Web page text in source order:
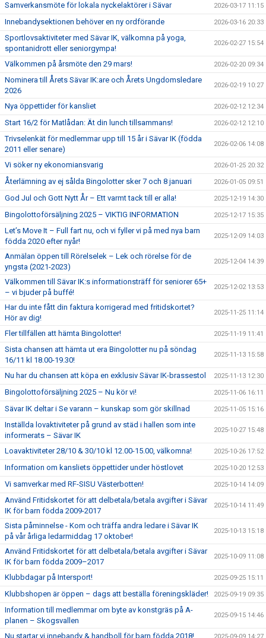
Samverkansmöte för lokala nyckelaktörer i Sävar 2026-03-17 11:15
Innebandysektionen behöver en ny ordförande 2026-03-16 20:33
Sportlovsaktiviteter med Sävar IK, välkomna på yoga,
spontanidrott eller seniorgympa!
2026-02-27 15:54
Välkommen på årsmöte den 29 mars! 2026-02-20 09:34
Nominera till Årets Sävar IK:are och Årets Ungdomsledare
2026
2026-02-19 10:27
Nya öppettider för kansliet 2026-02-12 12:34
Start 16/2 för Matlådan: Ät din lunch tillsammans! 2026-02-12 12:10
Trivselenkät för medlemmar upp till 15 år i Sävar IK (födda
2011 eller senare)
2026-02-06 14:08
Vi söker ny ekonomiansvarig 2026-01-25 20:32
Återlämning av ej sålda Bingolotter sker 7 och 8 januari 2026-01-05 09:51
God Jul och Gott Nytt År – Ett varmt tack till er alla! 2025-12-19 14:30
Bingolottoförsäljning 2025 – VIKTIG INFORMATION 2025-12-17 15:35
Let’s Move It – Full fart nu, och vi fyller vi på med nya barn
födda 2020 efter nyår!
2025-12-09 14:03
Anmälan öppen till Rörelselek – Lek och rörelse för de
yngsta (2021-2023)
2025-12-04 14:39
Välkommen till Sävar IK:s informationsträff för seniorer 65+
– vi bjuder på buffé!
2025-12-02 13:53
Har du inte fått din faktura korrigerad med fritidskortet?
Hör av dig!
2025-11-25 11:14
Fler tillfällen att hämta Bingolotter! 2025-11-19 11:41
Sista chansen att hämta ut era Bingolotter nu på söndag
16/11 kl 18.00-19.30!
2025-11-13 15:58
Nu har du chansen att köpa en exklusiv Sävar IK-brassestol 2025-11-13 12:30
Bingolottoförsäljning 2025 – Nu kör vi! 2025-11-06 16:11
Sävar IK deltar i Se varann – kunskap som gör skillnad 2025-11-05 15:16
Inställda lovaktiviteter på grund av städ i hallen som inte
informerats – Sävar IK
2025-10-27 15:48
Loavaktiviteter 28/10 & 30/10 kl 12.00-15.00, välkomna! 2025-10-26 17:52
Information om kansliets öppettider under höstlovet 2025-10-20 12:53
Vi samverkar med RF-SISU Västerbotten! 2025-10-14 14:09
Använd Fritidskortet för att delbetala/betala avgifter i Sävar
IK för barn födda 2009-2017
2025-10-14 11:49
Sista påminnelse - Kom och träffa andra ledare i Sävar IK
på vår årliga ledarmiddag 17 oktober!
2025-10-13 15:18
Använd Fritidskortet för att delbetala/betala avgifter i Sävar
IK för barn födda 2009–2017
2025-10-09 11:08
Klubbdagar på Intersport! 2025-09-25 15:11
Klubbshopen är öppen – dags att beställa föreningskläder! 2025-09-19 09:35
Information till medlemmar om byte av konstgräs på A-
planen – Skogsvallen
2025-09-15 14:46
Nu startar vi innebandy & handboll för barn födda 2018!